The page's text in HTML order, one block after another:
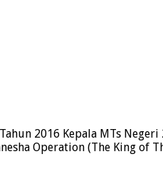
2016 Kepala MTs
Operation (The King of